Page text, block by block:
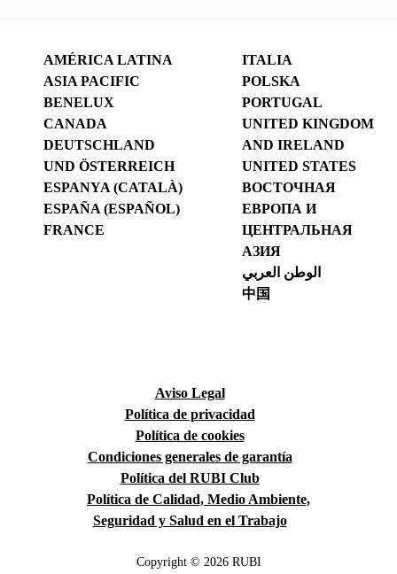
AMÉRICA LATINA
ASIA PACIFIC
BENELUX
CANADA
DEUTSCHLAND
UND ÖSTERREICH
ESPANYA (CATALÀ)
ESPAÑA (ESPAÑOL)
FRANCE
ITALIA
POLSKA
PORTUGAL
UNITED KINGDOM
AND IRELAND
UNITED STATES
ВОСТОЧНАЯ
ЕВРОПА И
ЦЕНТРАЛЬНАЯ
АЗИЯ
الوطن العربي
中国
Aviso Legal
Política de privacidad
Política de cookies
Condiciones generales de garantía
Política del RUBI Club
Política de Calidad, Medio Ambiente,
Seguridad y Salud en el Trabajo
Copyright © 2026 RUBI